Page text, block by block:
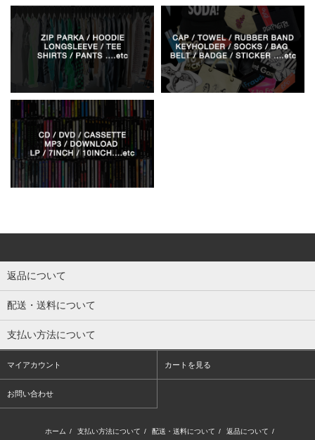
返品について
配送・送料について
支払い方法について
マイアカウント カートを見る
お問い合わせ
ホーム / 支払い方法について / 配送・送料について / 返品について /